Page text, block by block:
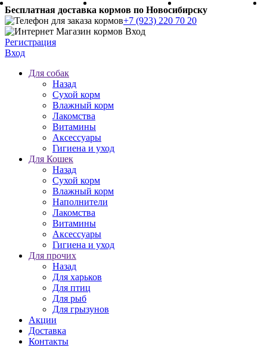
Бесплатная доставка кормов по Новосибирску
+7 (923) 220 70 20
Регистрация
Вход
Для собак
Назад
Сухой корм
Влажный корм
Лакомства
Витамины
Аксессуары
Гигиена и уход
Для Кошек
Назад
Сухой корм
Влажный корм
Наполнители
Лакомства
Витамины
Аксессуары
Гигиена и уход
Для прочих
Назад
Для харьков
Для птиц
Для рыб
Для грызунов
Акции
Доставка
Контакты